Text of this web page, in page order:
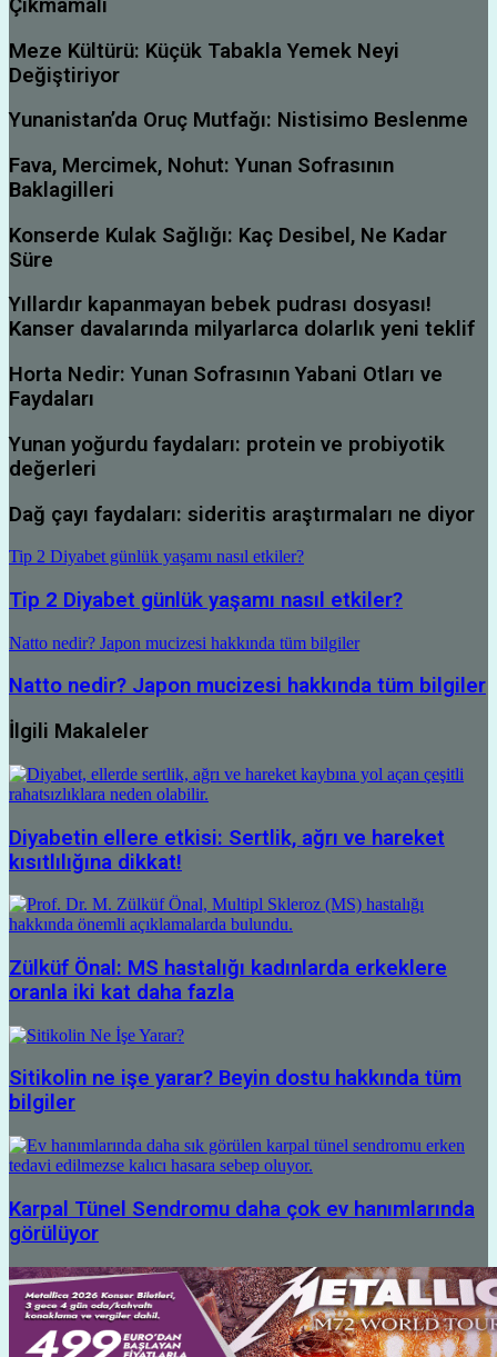
Çıkmamalı
Meze Kültürü: Küçük Tabakla Yemek Neyi
Değiştiriyor
Yunanistan’da Oruç Mutfağı: Nistisimo Beslenme
Fava, Mercimek, Nohut: Yunan Sofrasının
Baklagilleri
Konserde Kulak Sağlığı: Kaç Desibel, Ne Kadar
Süre
Yıllardır kapanmayan bebek pudrası dosyası!
Kanser davalarında milyarlarca dolarlık yeni teklif
Horta Nedir: Yunan Sofrasının Yabani Otları ve
Faydaları
Yunan yoğurdu faydaları: protein ve probiyotik
değerleri
Dağ çayı faydaları: sideritis araştırmaları ne diyor
Tip 2 Diyabet günlük yaşamı nasıl etkiler?
Tip 2 Diyabet günlük yaşamı nasıl etkiler?
Natto nedir? Japon mucizesi hakkında tüm bilgiler
Natto nedir? Japon mucizesi hakkında tüm bilgiler
İlgili Makaleler
Diyabetin ellere etkisi: Sertlik, ağrı ve hareket
kısıtlılığına dikkat!
Zülküf Önal: MS hastalığı kadınlarda erkeklere
oranla iki kat daha fazla
Sitikolin ne işe yarar? Beyin dostu hakkında tüm
bilgiler
Karpal Tünel Sendromu daha çok ev hanımlarında
görülüyor